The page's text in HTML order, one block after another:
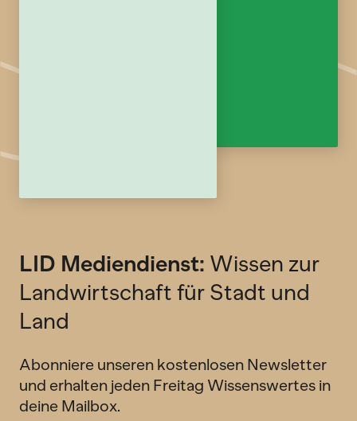
LID Mediendienst: Wissen zur
Landwirtschaft für Stadt und
Land
Abonniere unseren kostenlosen Newsletter
und erhalten jeden Freitag Wissenswertes in
deine Mailbox.